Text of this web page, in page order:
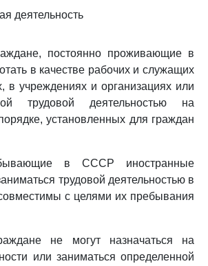
деятельность
постоянно проживающие в
в качестве рабочих и служащих
в учреждениях и организациях или
трудовой деятельностью на
установленных для граждан
в СССР иностранные
трудовой деятельностью в
с целями их пребывания
не могут назначаться на
или заниматься определенной